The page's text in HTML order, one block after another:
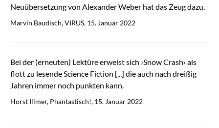
Neuübersetzung von Alexander Weber hat das Zeug dazu.
Marvin Baudisch, VIRUS, 15. Januar 2022
Bei der (erneuten) Lektüre erweist sich ›Snow Crash‹ als
flott zu lesende Science Fiction [...] die auch nach dreißig
Jahren immer noch punkten kann.
Horst Illmer, Phantastisch!, 15. Januar 2022